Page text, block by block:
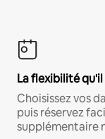
La flexibilité
Choisissez vos
puis réservez
supplémentaire